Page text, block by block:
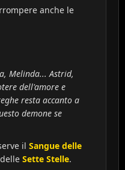
anche le
Melinda... Astrid,
dell'amore e
resta accanto a
demone se
il Sangue delle
Sette Stelle.